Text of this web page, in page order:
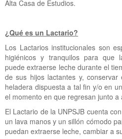
Alta Casa de Estudios.
¿Qué es un Lactario?
Los Lactarios institucionales son
higiénicos y tranquilos para que
puede extraerse leche durante el
de sus hijos lactantes y,
heladera dispuesta a tal fin y/o en
el momento en que regresan junto a
El Lactario de la UNPSJB cuenta
un lava manos y un sillón cómodo
puedan extraerse leche, cambiar a